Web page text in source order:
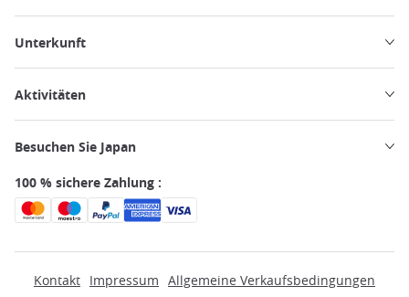
Unterkunft
Aktivitäten
Besuchen Sie Japan
100 % sichere Zahlung :
Kontakt Impressum Allgemeine Verkaufsbedingungen